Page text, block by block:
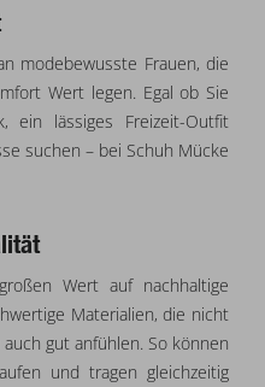
modebewusste Frauen, die
Wert legen. Egal ob Sie
ein lässiges Freizeit-Outfit
suchen – bei Schuh Mücke
Wert auf nachhaltige
Materialien, die nicht
gut anfühlen. So können
und tragen gleichzeitig